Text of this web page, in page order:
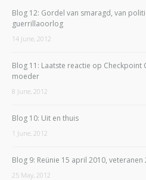
Blog 12: Gordel van smaragd, van
guerrillaoorlog
14 June, 2012
Blog 11: Laatste reactie op Checkpoint
moeder
8 June, 2012
Blog 10: Uit en thuis
1 June, 2012
Blog 9: Reünie 15 april 2010, veteranen
25 May, 2012